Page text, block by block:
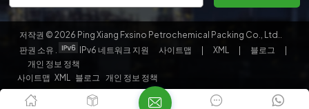
저작권 © 2026 Ping Xiang Fxsino Petrochemical Packing Co., Ltd..
판권 소유 .
IPv6 네트워크 지원 사이트맵 XML 블로그
개인 정보 정책
사이트맵 XML 블로그 개인 정보 정책